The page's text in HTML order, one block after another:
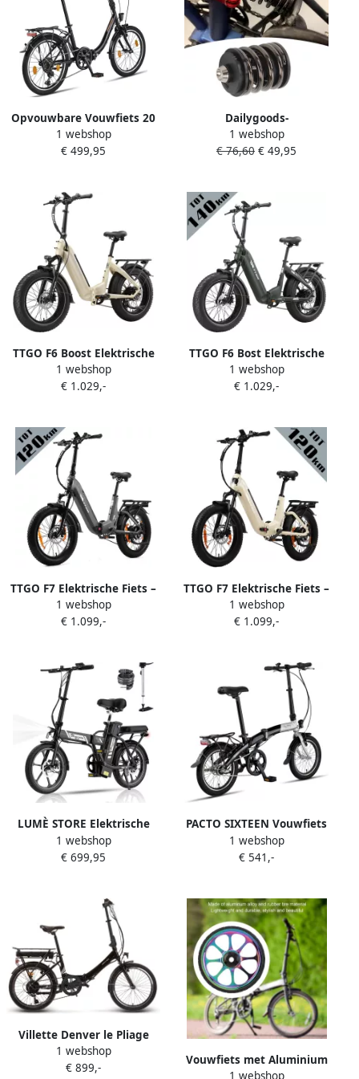
Opvouwbare Vouwfiets 20
inch – Shi o 6 Versnellingen
– LED Licht – Quick-Fold
1 webshop
€ 499,95
Dailygoods-
Achterschokdemper Hoge
Sterkte Vouwfiets Stalen As
Schokdemper
1 webshop
€ 76,60 € 49,95
TTGO F6 Boost Elektrische
Fiets – 250W Motor 48V18Ah
Lithium Accu – Actieradius
Fatbike Banden Shi o 7
Versnellingen Vouwfiets
Beige
1 webshop
€ 1.029,-
TTGO F6 Bost Elektrische
Fiets – 48V 18Ah Lithium
Accu – Actieradius tot 140
Hydraulische Schijfrem –
48V 250W Achterwielmotor
– Verende Voorvork met
Lock-out– Elektrische
Stadsfiets –Groen
1 webshop
€ 1.029,-
TTGO F7 Elektrische Fiets –
Opvouwbaar – 48V 15Ah
Lithium Accu – Actieradius
Hydraulische Schijfrem –
20×3.0 inch Banden – Shi o 7
Versnellingen – Elektrische
Stadsfiets – Grijs
1 webshop
€ 1.099,-
TTGO F7 Elektrische Fiets –
Opvouwbaar – 48V 15Ah
Lithium Accu – Actieradius
Hydraulische Schijfrem –
20×3.0 inch Banden – Shi o 7
Versnellingen– Elektrische
Stadsfiets – Parelwit
1 webshop
€ 1.099,-
LUMÈ STORE Elektrische
Fiets 16 Inch – Vouwfiets
250W Motor – Tot 25 km u –
1 webshop
€ 699,95
PACTO SIXTEEN Vouwfiets
16 inch Shi o Nexus 3 Zilver
Zwart
1 webshop
€ 541,-
Villette Denver le Pliage
vouwfiets e-bike 10.4 Matt
Black
1 webshop
€ 899,-
Vouwfiets met Aluminium
1 webshop